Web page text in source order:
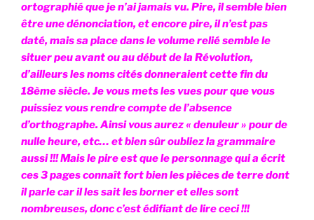
ortographié que je n’ai jamais vu. Pire, il semble bien
être une dénonciation, et encore pire, il n’est pas
daté, mais sa place dans le volume relié semble le
situer peu avant ou au début de la Révolution,
d’ailleurs les noms cités donneraient cette fin du
18ème siècle. Je vous mets les vues pour que vous
puissiez vous rendre compte de l’absence
d’orthographe. Ainsi vous aurez « denuleur » pour de
nulle heure, etc… et bien sûr oubliez la grammaire
aussi !!! Mais le pire est que le personnage qui a écrit
ces 3 pages connaît fort bien les pièces de terre dont
il parle car il les sait les borner et elles sont
nombreuses, donc c’est édifiant de lire ceci !!!